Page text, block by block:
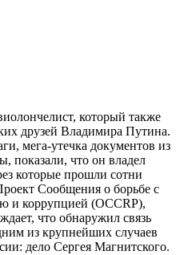
который также
друзей Владимира Путина.
мега-утечка документов из
показали, что он владел
которые прошли сотни
Сообщения о борьбе с
и коррупцией (OCCRP),
что обнаружил связь
из крупнейших случаев
дело Сергея Магнитского.